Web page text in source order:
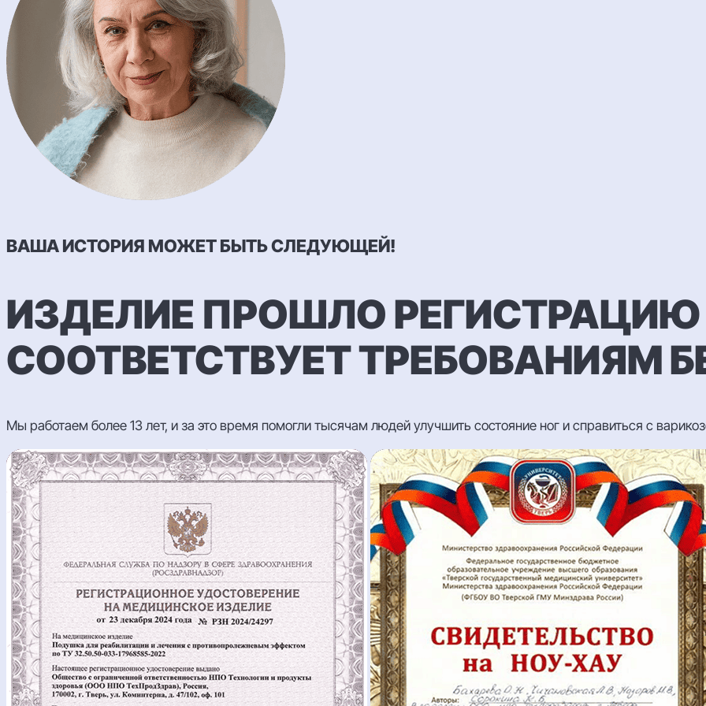
ВАША ИСТОРИЯ МОЖЕТ БЫТЬ СЛЕДУЮЩЕЙ!
ИЗДЕЛИЕ ПРОШЛО РЕГИСТРАЦИЮ
СООТВЕТСТВУЕТ ТРЕБОВАНИЯМ
Мы работаем более 13 лет, и за это время помогли тысячам людей улучшить состояние ног и справиться с